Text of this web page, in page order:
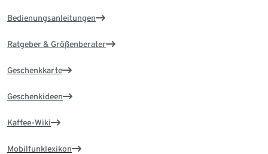
Bedienungsanleitungen
Ratgeber & Größenberater
Geschenkkarte
Geschenkideen
Kaffee-Wiki
Mobilfunklexikon